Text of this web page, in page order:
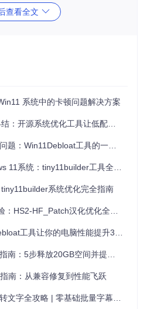
次。
（Build 22000及以上）
库获取工具，第三方修改版本可
-Scope Process -Force
后，根据用户类型选择合适的优
查看全文
系统中的卡顿问题解决方案
源系统优化工具让低配电脑秒变流畅
Win11Debloat工具的一键优化方案
系统：tiny11builder工具全攻略
系统优化完全指南
HS2-HF_Patch汉化优化全攻略
工具让你的电脑性能提升300%
步释放20GB空间并提升系统响应速度
南：从兼容修复到性能飞跃
全攻略 | 零基础批量字幕生成指南